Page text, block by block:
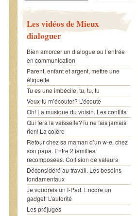
Les vidéos de Mieux
dialoguer
Bien amorcer un dialogue ou l’entrée
en communication
Parent, enfant et argent, mettre une
étiquette
Tu es une imbécile, tu, tu, tu
Veux-tu m’écouter? L’écoute
Oh! La musique du voisin. Les conflits
Qui fera la vaisselle?Tu ne fais jamais
rien! La colère
Retour chez sa maman d’un w-e. chez
son papa. Entre 2 familles
recomposées. Collision de valeurs
Déconsidéré au travail. Les besoins
fondamentaux
Je voudrais un I-Pad. Encore un
gadget! L’autorité
Les préjugés